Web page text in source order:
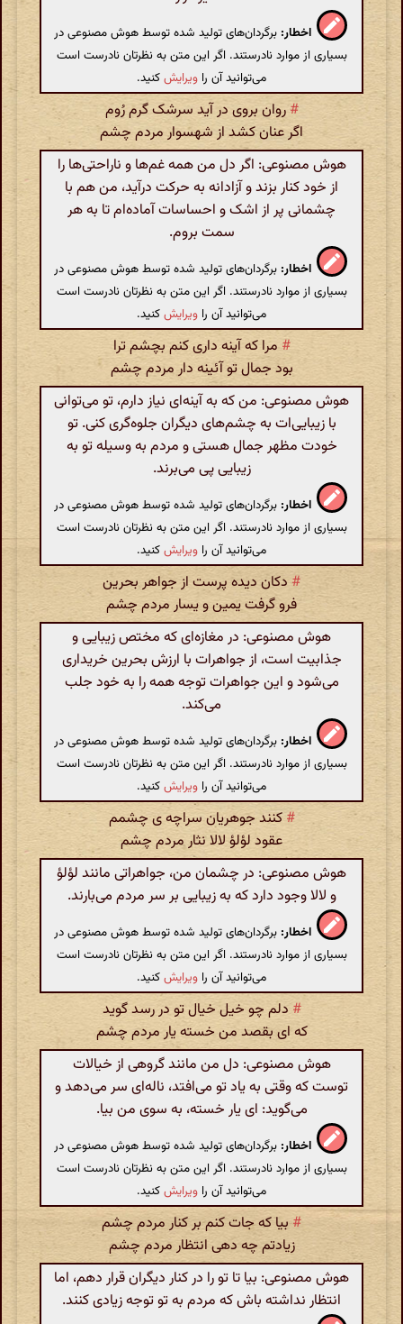
اخطار: برگردان‌های تولید شده توسط هوش مصنوعی در
بسیاری از موارد نادرستند. اگر این متن به نظرتان نادرست است
می‌توانید آن را ویرایشکنید.
#روان بروی در آید سرشک گرم رُوم
اگر عنان کشد از شهسوار مردم چشم
هوش مصنوعی: اگر دل من همه غم‌ها و ناراحتی‌ها را
از خود کنار بزند و آزادانه به حرکت درآید، من هم با
چشمانی پر از اشک و احساسات آماده‌ام تا به هر
سمت بروم.
اخطار: برگردان‌های تولید شده توسط هوش مصنوعی در
بسیاری از موارد نادرستند. اگر این متن به نظرتان نادرست است
می‌توانید آن را ویرایشکنید.
# مرا که آینه داری کنم بچشم ترا
بود جمال تو آئینه دار مردم چشم
هوش مصنوعی: من که به آینه‌ای نیاز دارم، تو می‌توانی
با زیبایی‌ات به چشم‌های دیگران جلوه‌گری کنی. تو
خودت مظهر جمال هستی و مردم به وسیله تو به
زیبایی پی می‌برند.
اخطار: برگردان‌های تولید شده توسط هوش مصنوعی در
بسیاری از موارد نادرستند. اگر این متن به نظرتان نادرست است
می‌توانید آن را ویرایشکنید.
# دکان دیده پرست از جواهر بحرین
فرو گرفت یمین و یسار مردم چشم
هوش مصنوعی: در مغازه‌ای که مختص زیبایی و
جذابیت است، از جواهرات با ارزش بحرین خریداری
می‌شود و این جواهرات توجه همه را به خود جلب
می‌کند.
اخطار: برگردان‌های تولید شده توسط هوش مصنوعی در
بسیاری از موارد نادرستند. اگر این متن به نظرتان نادرست است
می‌توانید آن را ویرایشکنید.
# کنند جوهریان سراچه ی چشمم
عقود لؤلؤ لالا نثار مردم چشم
هوش مصنوعی: در چشمان من، جواهراتی مانند لؤلؤ
و لالا وجود دارد که به زیبایی بر سر مردم می‌بارند.
اخطار: برگردان‌های تولید شده توسط هوش مصنوعی در
بسیاری از موارد نادرستند. اگر این متن به نظرتان نادرست است
می‌توانید آن را ویرایشکنید.
# دلم چو خیل خیال تو در رسد گوید
که ای بقصد من خسته یار مردم چشم
هوش مصنوعی: دل من مانند گروهی از خیالات
توست که وقتی به یاد تو می‌افتد، ناله‌ای سر می‌دهد و
می‌گوید: ای یار خسته، به سوی من بیا.
اخطار: برگردان‌های تولید شده توسط هوش مصنوعی در
بسیاری از موارد نادرستند. اگر این متن به نظرتان نادرست است
می‌توانید آن را ویرایشکنید.
#بیا که جات کنم بر کنار مردم چشم
زیادتم چه دهی انتظار مردم چشم
هوش مصنوعی: بیا تا تو را در کنار دیگران قرار دهم، اما
انتظار نداشته باش که مردم به تو توجه زیادی کنند.